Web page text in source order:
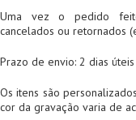
Uma vez o pedido
cancelados ou retornados
Prazo de envio: 2 dias
Os itens são
cor da gravação varia de